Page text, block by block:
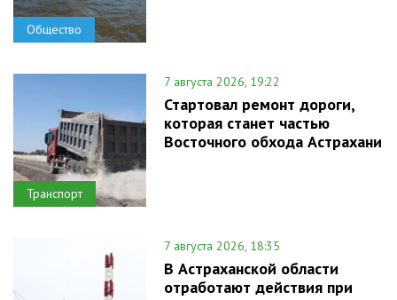
Общество
Транспорт
7 августа 2026, 19:22
Стартовал ремонт дороги,
которая станет частью
Восточного обхода Астрахани
7 августа 2026, 18:35
В Астраханской области
отработают действия при